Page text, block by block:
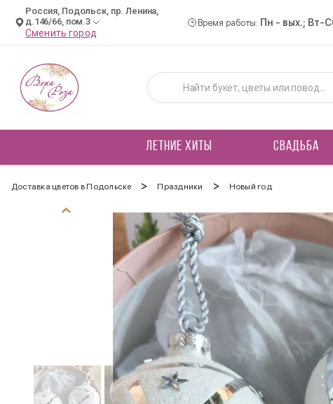
Россия, Подольск, пр. Ленина,
д.146/66, пом.3
Сменить город
Время работы: Пн - вых.; Вт-
ЛЕТНИЕ ХИТЫ СВАДЬБА
Доставка цветов в Подольске > Праздники > Новый год